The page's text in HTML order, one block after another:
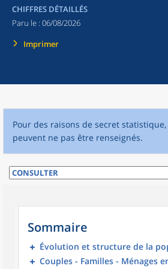
CHIFFRES DÉTAILLÉS
Paru le : 06/08/2026
Imprimer
Pour des raisons de secret
peuvent ne pas être renseignés.
Sommaire
Évolution et structure de la
Couples - Familles - Ménages